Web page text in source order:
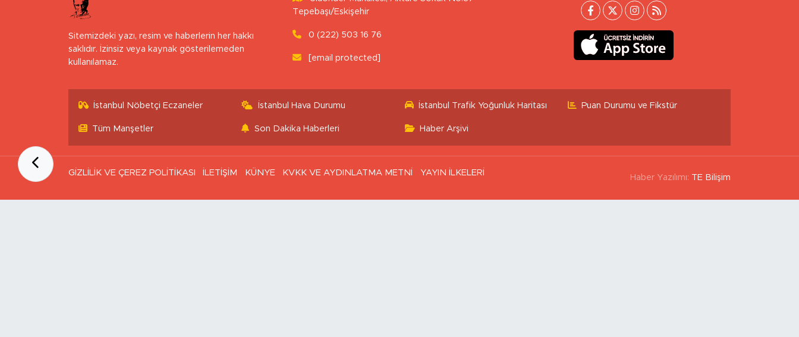
Sitemizdeki yazı, resim ve haberlerin her hakkı
saklıdır. İzinsiz veya kaynak gösterilemeden
kullanılamaz.
Tepebaşı/Eskişehir
0 (222) 503 16 76
[email protected]
İstanbul Nöbetçi Eczaneler İstanbul Hava Durumu İstanbul Trafik Yoğunluk Haritası Puan Durumu ve Fikstür
Tüm Manşetler Son Dakika Haberleri Haber Arşivi
GİZLİLİK VE ÇEREZ POLİTİKASI İLETİŞİM KÜNYE KVKK VE AYDINLATMA METNİ YAYIN İLKELERİ
Haber Yazılımı: TE Bilişim